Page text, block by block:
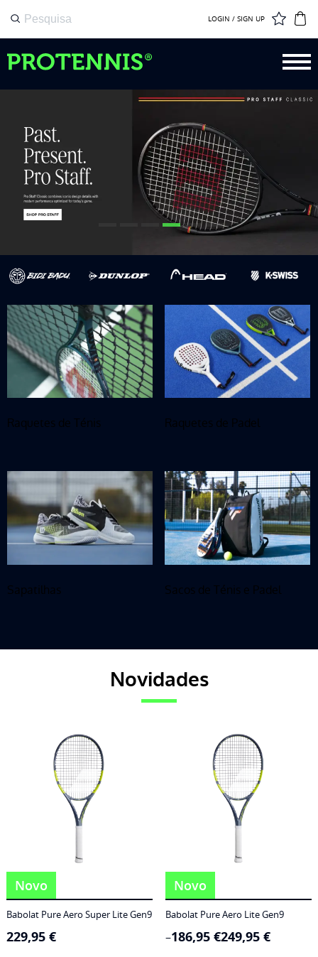
LOGIN / SIGN UP
Raquetes de Ténis Raquetes de Padel
Sapatilhas Sacos de Ténis e Padel
Novidades
Novo
Babolat Pure Aero Super Lite Gen9
229,95 €
Novo
Babolat Pure Aero Lite Gen9
186,95 €
– 249,95 €
Price
range: